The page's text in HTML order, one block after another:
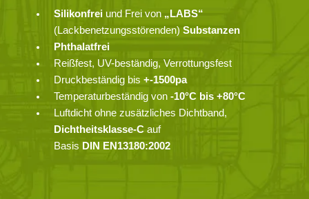
Silikonfrei und Frei von „LABS“
(Lackbenetzungsstörenden) Substanzen
Phthalatfrei
Reißfest, UV-beständig, Verrottungsfest
Druckbeständig bis +-1500pa
Temperaturbeständig von -10°C bis +80°C
Luftdicht ohne zusätzliches Dichtband,
Dichtheitsklasse-Cauf
Basis DIN EN13180:2002